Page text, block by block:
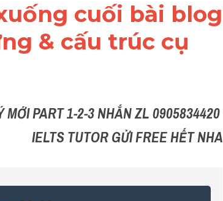
cuối bài blog
& cấu trúc cụ
PART 1-2-3 NHẮN ZL 0905834420
IELTS TUTOR GỬI FREE HẾT NHA